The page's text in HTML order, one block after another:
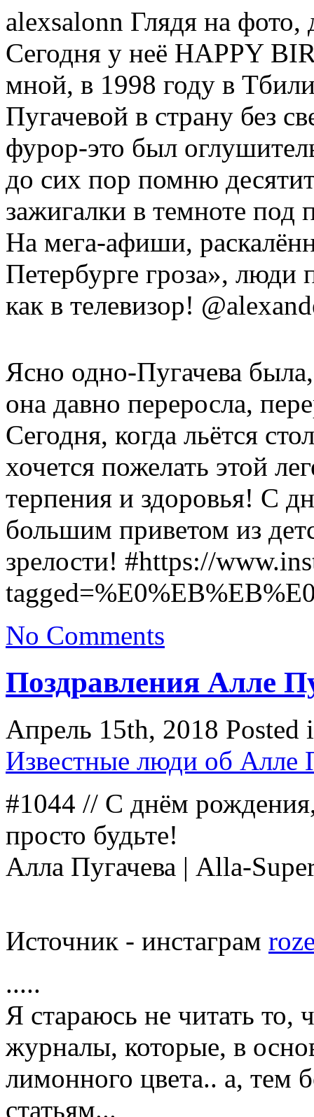
alexsalonn Глядя на
Сегодня у неё HAPPY
мной, в 1998 году в
Пугачевой в страну без
фурор-это был
до сих пор помню
зажигалки в темноте
На мега-афиши,
Петербурге гроза», люди
как в телевизор!
Ясно одно-Пугачева
она давно переросла,
Сегодня, когда льётся
хочется пожелать этой
терпения и здоровья! С
большим приветом из
зрелости! #https://
No Comments
Поздравления Алле
Апрель 15th, 2018 Posted
Известные люди об Алле
#1044 // С днём
просто будьте!
Алла Пугачева | Alla-
Источник - инстаграм
.....
Я стараюсь не читать то,
журналы, которые, в
лимонного цвета.. а, тем
статьям...